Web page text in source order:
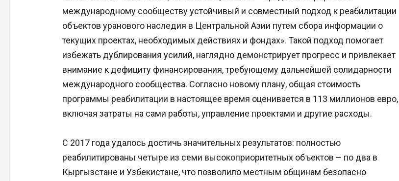
международному сообществу устойчивый и совместный подход к реабилитации
объектов уранового наследия в Центральной Азии путем сбора информации о
текущих проектах, необходимых действиях и фондах». Такой подход помогает
избежать дублирования усилий, наглядно демонстрирует прогресс и привлекает
внимание к дефициту финансирования, требующему дальнейшей солидарности
международного сообщества. Согласно новому плану, общая стоимость
программы реабилитации в настоящее время оценивается в 113 миллионов евро,
включая затраты на сами работы, управление проектами и другие расходы.
С 2017 года удалось достичь значительных результатов: полностью
реабилитированы четыре из семи высокоприоритетных объектов – по два в
Кыргызстане и Узбекистане, что позволило местным общинам безопасно